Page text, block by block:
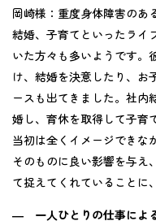
岡崎様： 重度身体障害のあ
結婚、子育てといったライ
いた方々も多いようです。
け、結婚を決意したり、お
ースも出てきました。社内
婚し、育休を取得して子育
当初は全くイメージできな
そのものに良い影響を与え
て捉えてくれていることに
― 一人ひとりの仕事によ